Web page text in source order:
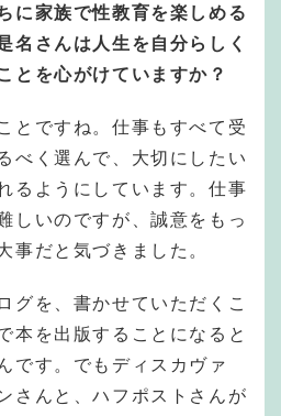
に家族で性教育を楽しめる
名さんは人生を自分らしく
とを心がけていますか？
とですね。仕事もすべて受
べく選んで、大切にしたい
るようにしています。仕事
しいのですが、誠意をもっ
事だと気づきました。
グを、書かせていただくこ
本を出版することになると
です。でもディスカヴァ
さんと、ハフポストさんが